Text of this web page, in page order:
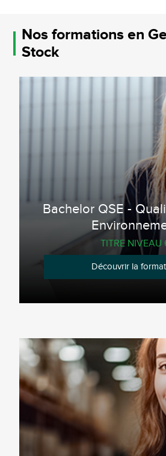
Nos formations en
Stock
Bachelor QSE -
TITRE NIVEAU
Découvrir la